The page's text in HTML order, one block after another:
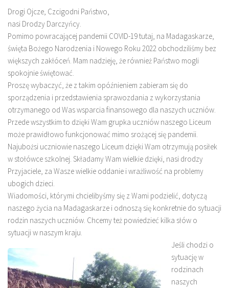
Drogi Ojcze, Czcigodni Państwo,
nasi Drodzy Darczyńcy.
Pomimo powracającej pandemii COVID-19 tutaj, na Madagaskarze,
święta Bożego Narodzenia i Nowego Roku 2022 obchodziliśmy bez
większych zakłóceń. Mam nadzieję, że również Państwo mogli
spokojnie świętować.
Proszę wybaczyć, że z takim opóźnieniem zabieram się do
sporządzenia i przedstawienia sprawozdania z wykorzystania
otrzymanego od Was wsparcia finansowego dla naszych uczniów.
Przede wszystkim to dzięki Wam grupka uczniów naszego Liceum
może prawidłowo funkcjonować mimo srożącej się pandemii.
Najubożsi uczniowie naszego Liceum dzięki Wam otrzymują posiłek
w stołówce szkolnej. Składamy Wam wielkie dzięki, nasi drodzy
Przyjaciele, za Wasze wielkie oddanie i wrażliwość na problemy
ubogich dzieci.
Wiadomości, którymi chcielibyśmy się z Wami podzielić, dotyczą
naszego życia na Madagaskarze i odnoszą się konkretnie do sytuacji
rodzin naszych uczniów. Chcemy też powiedzieć kilka słów o
sytuacji w naszym kraju.
Jeśli chodzi o
sytuację w
rodzinach
naszych